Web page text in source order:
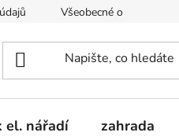
Všeobecné obchodní
el. nářadí zahrada